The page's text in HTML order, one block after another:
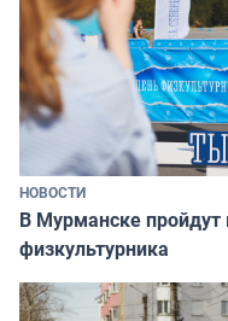
НОВОСТИ
В Мурманске пройдут
физкультурника